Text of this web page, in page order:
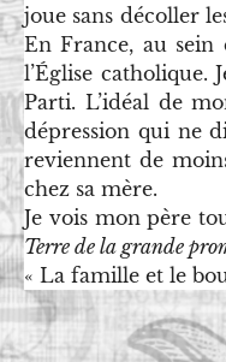
joue sans décoller
En France, au sein
l’Église
Parti. L’idéal de
dépression qui ne
reviennent de
chez sa mère.
Je vois mon père
Terre de la grande
« La famille et le